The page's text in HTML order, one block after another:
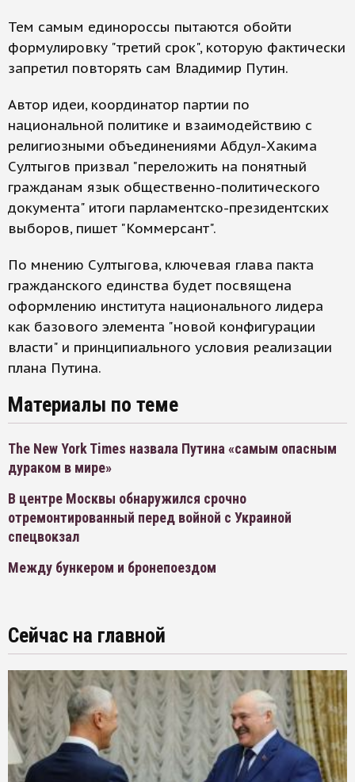
Тем самым единороссы пытаются обойти
формулировку "третий срок", которую фактически
запретил повторять сам Владимир Путин.
Автор идеи, координатор партии по
национальной политике и взаимодействию с
религиозными объединениями Абдул-Хакима
Султыгов призвал "переложить на понятный
гражданам язык общественно-политического
документа" итоги парламентско-президентских
выборов, пишет "Коммерсант".
По мнению Султыгова, ключевая глава пакта
гражданского единства будет посвящена
оформлению института национального лидера
как базового элемента "новой конфигурации
власти" и принципиального условия реализации
плана Путина.
Материалы по теме
The New York Times назвала Путина «самым опасным
дураком в мире»
В центре Москвы обнаружился срочно
отремонтированный перед войной с Украиной
спецвокзал
Между бункером и бронепоездом
Сейчас на главной